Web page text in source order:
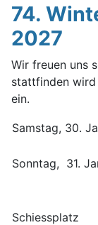
74.
2027
Wir freuen uns
stattfinden wird
ein.
Samstag, 30.
Sonntag, 31.
Schiessplatz